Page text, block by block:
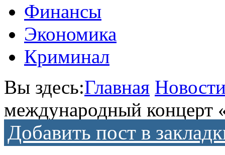
Финансы
Экономика
Криминал
Вы здесь:Главная
международный концерт
Добавить пост в